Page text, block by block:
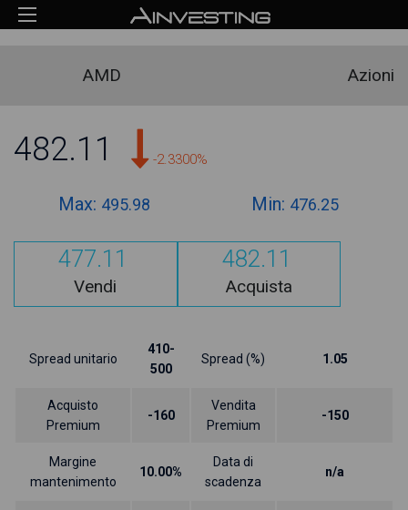
AMD Azioni
482.11 -2.3300%
Max: 495.98 Min: 476.25
477.11
Vendi
482.11
Acquista
Spread unitario
410-
500
Spread (%) 1.05
Acquisto
Premium
-160
Vendita
Premium
-150
Margine
mantenimento
10.00%
Data di
scadenza
n/a